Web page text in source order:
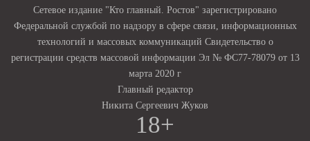
Сетевое издание "Кто главный. Ростов" зарегистрировано
Федеральной службой по надзору в сфере связи, информационных
технологий и массовых коммуникаций Свидетельство о
регистрации средств массовой информации Эл № ФС77-78079 от 13
марта 2020 г
Главный редактор
Никита Сергеевич Жуков
18+